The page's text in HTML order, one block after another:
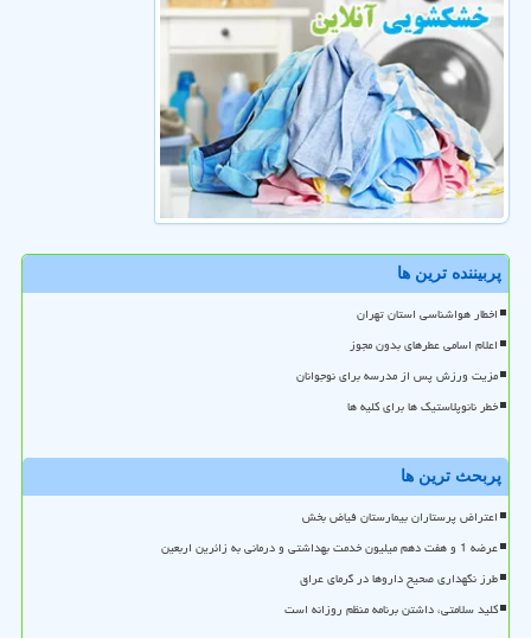
پربیننده ترین ها
اخطار هواشناسی استان تهران
اعلام اسامی عطرهای بدون مجوز
مزیت ورزش پس از مدرسه برای نوجوانان
خطر نانوپلاستیک ها برای کلیه ها
پربحث ترین ها
اعتراض پرستاران بیمارستان فیاض بخش
عرضه 1 و هفت دهم میلیون خدمت بهداشتی و درمانی به زائرین اربعین
طرز نگهداری صحیح داروها در گرمای عراق
کلید سلامتی، داشتن برنامه منظم روزانه است